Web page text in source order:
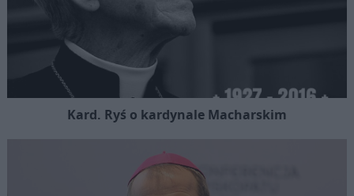
Kard. Ryś o kardynale Macharskim